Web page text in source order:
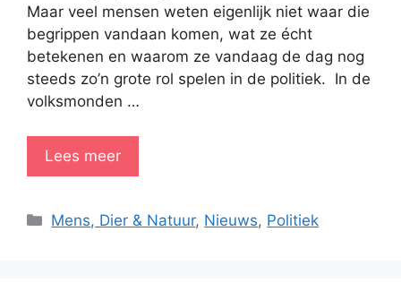
Maar veel mensen weten eigenlijk niet waar die
begrippen vandaan komen, wat ze écht
betekenen en waarom ze vandaag de dag nog
steeds zo’n grote rol spelen in de politiek. In de
volksmonden …
Lees meer
Categorieën
Mens, Dier & Natuur, Nieuws, Politiek